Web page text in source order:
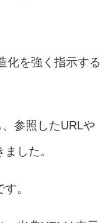
化を強く指示する
参照したURLや
した。
。